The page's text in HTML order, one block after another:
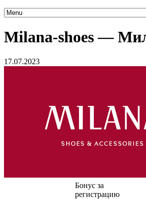
Milana-shoes —
17.07.2023
Бонус за
регистрацию